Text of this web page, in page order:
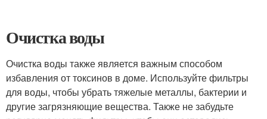
Очистка воды
Очистка воды также является важным способом
избавления от токсинов в доме. Используйте фильтры
для воды, чтобы убрать тяжелые металлы, бактерии и
другие загрязняющие вещества. Также не забудьте